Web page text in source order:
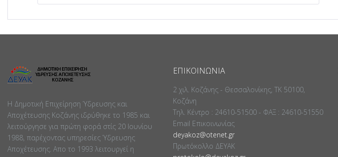
Η Δημοτική Επιχείρηση Ύδρευσης και
Αποχέτευσης Κοζάνης ιδρύθηκε το 1985 και
λειτούργησε για πρώτη φορά στίς 20 Ιουνίου
1988, παρέχοντας υπηρεσίες Ύδρευσης
Αποχέτευσης. Απο το 1993 λειτουργεί η
ΕΠΙΚΟΙΝΩΝΊΑ
2 χιλ. Κοζάνης - Θεσσαλονίκης, ΤΚ 50100,
Κοζάνη
Τηλ. Κέντρο : 24610-51500 - ΦΑΞ : 24610-51550
Email Επικοινωνίας
deyakoz@otenet.gr
Πρωτόκολλο ΔΕΥΑΚ